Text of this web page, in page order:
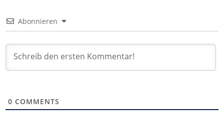
Abonnieren
0 COMMENTS